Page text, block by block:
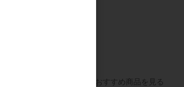
すべてのおすすめ商品を見る